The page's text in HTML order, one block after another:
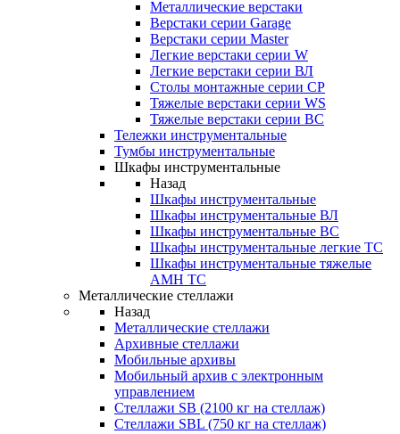
Металлические верстаки
Верстаки серии Garage
Верстаки серии Master
Легкие верстаки серии W
Легкие верстаки серии ВЛ
Столы монтажные серии СР
Тяжелые верстаки серии WS
Тяжелые верстаки серии ВС
Тележки инструментальные
Тумбы инструментальные
Шкафы инструментальные
Назад
Шкафы инструментальные
Шкафы инструментальные ВЛ
Шкафы инструментальные ВС
Шкафы инструментальные легкие ТС
Шкафы инструментальные тяжелые
AMH TC
Металлические стеллажи
Назад
Металлические стеллажи
Архивные стеллажи
Мобильные архивы
Мобильный архив с электронным
управлением
Стеллажи SB (2100 кг на стеллаж)
Стеллажи SBL (750 кг на стеллаж)